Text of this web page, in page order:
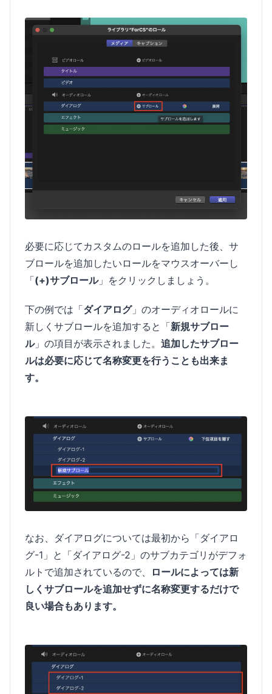
必要に応じてカスタムのロールを追加した後、サ
ブロールを追加したいロールをマウスオーバーし
「(+)サブロール」をクリックしましょう。
下の例では「ダイアログ」のオーディオロールに
新しくサブロールを追加すると「新規サブロー
ル」の項目が表示されました。 追加したサブロー
ルは必要に応じて名称変更を行うことも出来ま
す。
なお、ダイアログについては最初から「ダイアロ
グ-1」と「ダイアログ-2」のサブカテゴリがデフォ
ルトで追加されているので、
ロールによっては新
しくサブロールを追加せずに名称変更するだけで
良い場合もあります。